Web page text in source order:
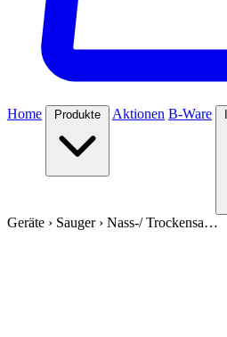
Home Produkte Aktionen B-Ware
Geräte › Sauger› Nass-/ Trockensa…